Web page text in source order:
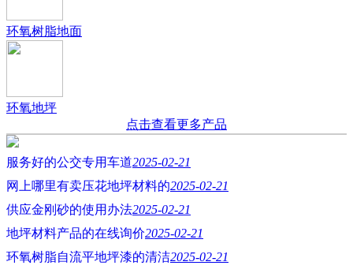
环氧树脂地面
环氧地坪
点击查看更多产品
服务好的公交专用车道2025-02-21
网上哪里有卖压花地坪材料的2025-02-21
供应金刚砂的使用办法2025-02-21
地坪材料产品的在线询价2025-02-21
环氧树脂自流平地坪漆的清洁2025-02-21